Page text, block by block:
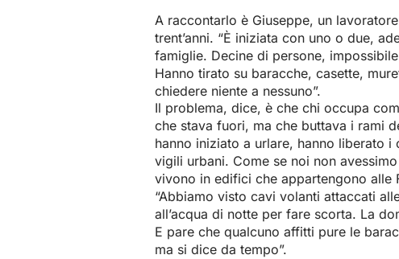
A raccontarlo è Giuseppe, un
trent’anni. “È iniziata con uno o due,
famiglie. Decine di persone,
Hanno tirato su baracche, casette,
chiedere niente a nessuno”.
Il problema, dice, è che chi occupa
che stava fuori, ma che buttava i rami
hanno iniziato a urlare, hanno liberato
vigili urbani. Come se noi non
vivono in edifici che appartengono alle
“Abbiamo visto cavi volanti attaccati
all’acqua di notte per fare scorta. La
E pare che qualcuno affitti pure le
ma si dice da tempo”.